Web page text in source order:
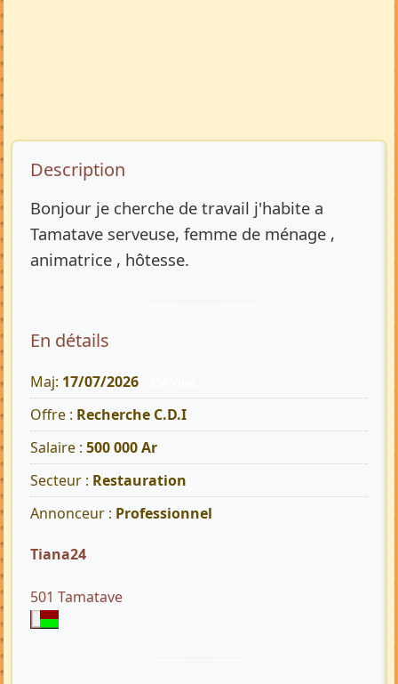
Description de l’annonce
Description
Bonjour je cherche de travail j'habite a
Tamatave serveuse, femme de ménage ,
animatrice , hôtesse.
En détails
Maj: 17/07/2026
Offre : Recherche C.D.I
Salaire : 500 000 Ar
Secteur : Restauration
Annonceur : Professionnel
Tiana24
501 Tamatave